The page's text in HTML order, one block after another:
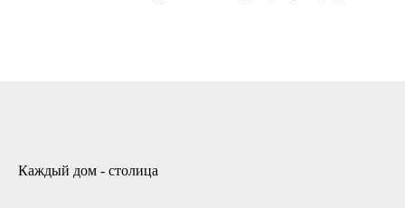
Каждый дом - столица